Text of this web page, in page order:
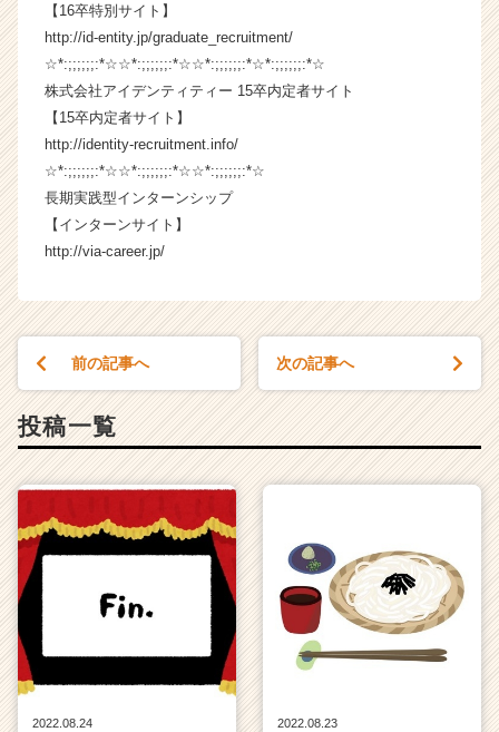
【16卒特別サイト】
http://id-entity.jp/graduate_recruitment/
☆*:;;;;;;:*☆☆*:;;;;;;:*☆☆*:;;;;;;:*☆*:;;;;;;:*☆
株式会社アイデンティティー 15卒内定者サイト
【15卒内定者サイト】
http://identity-recruitment.info/
☆*:;;;;;;:*☆☆*:;;;;;;:*☆☆*:;;;;;;:*☆
長期実践型インターンシップ
【インターンサイト】
http://via-career.jp/
前の記事へ 次の記事へ
投稿一覧
2022.08.24
2022.08.23